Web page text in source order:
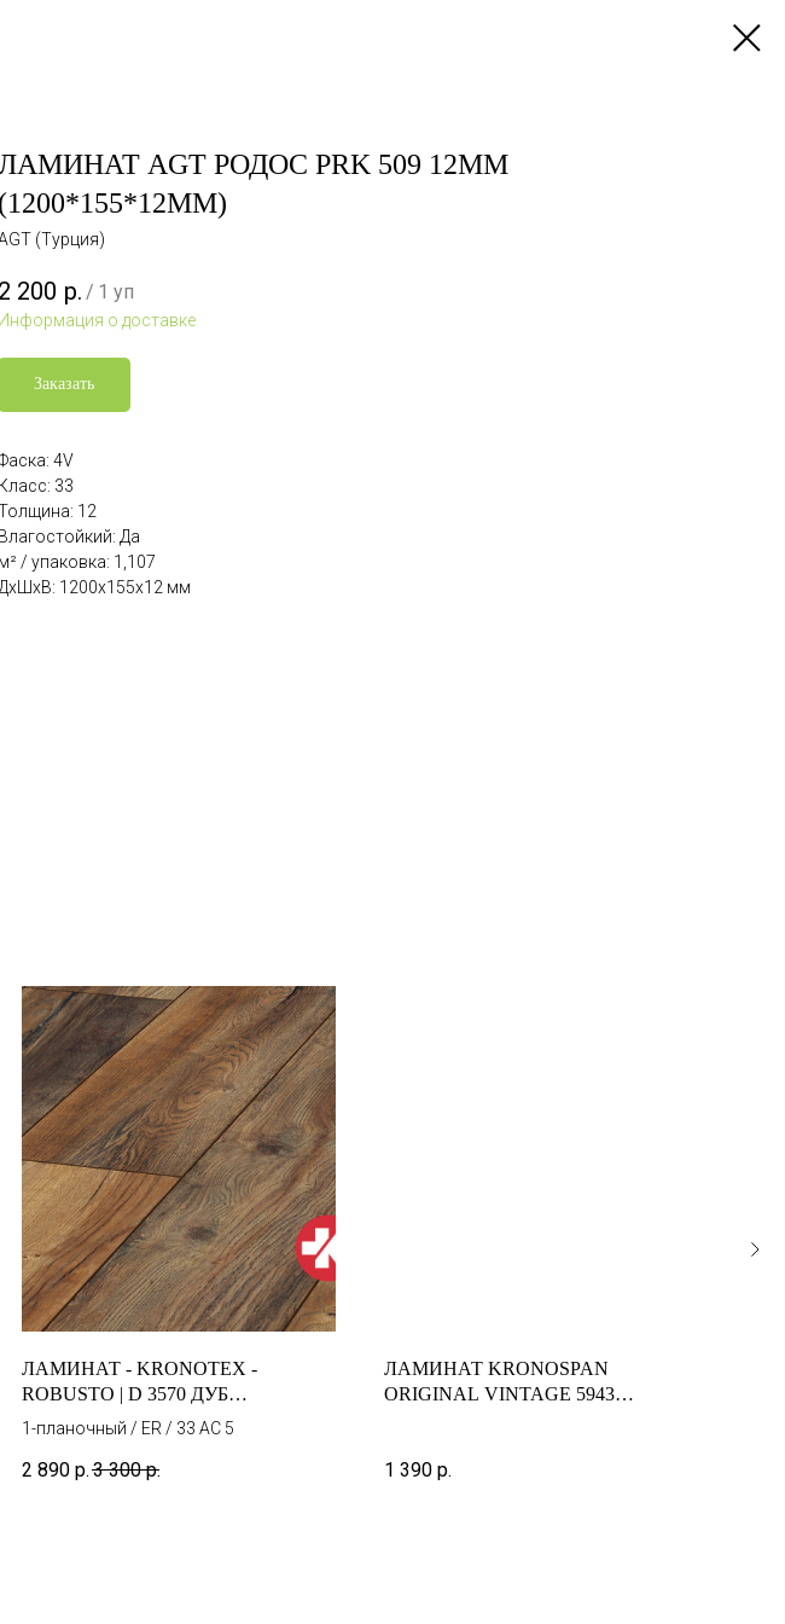
AGT РОДОС PRK 509 12ММ
(1200*155*12ММ)
(Турция)
2 200 р. / 1 уп
Информация о доставке
Заказать
4V
Класс: 33
12
Влагостойкий: Да
м² / упаковка: 1,107
1200x155x12 мм
ЛАМИНАТ - KRONOTEX -
ROBUSTO | D 3570 ДУБ
ПОРТОВЫЙ
1-планочный / ER / 33 AC 5
2 890 р. 3 300 р.
ЛАМИНАТ KRONOSPAN
ORIGINAL VINTAGE 5943
1 390 р.